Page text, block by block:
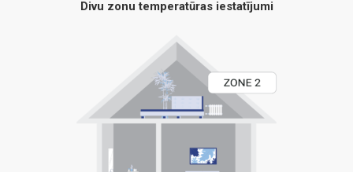
Divu zonu temperatūras iestatījumi